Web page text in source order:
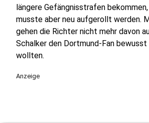
längere Gefängnisstrafen
musste aber neu aufgerollt werden.
gehen die Richter nicht mehr davon
Schalker den Dortmund-Fan bewusst
wollten.
Anzeige